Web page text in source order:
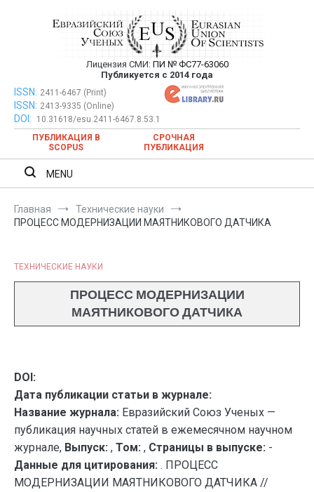
Евразийский Союз Ученых —
публикация научных статей в
ежемесячном научном журнале
Лицензия СМИ: ПИ № ФС77-63060
Публикуется с 2014 года
Евразийский Союз Ученых — публикация научных статей в
ежемесячном научном журнале
ISSN: 2411-6467 (Print)
ISSN: 2413-9335 (Online)
DOI:
10.31618/esu.2411-6467.8.53.1
ПУБЛИКАЦИЯ В
SCOPUS
СРОЧНАЯ
ПУБЛИКАЦИЯ
MENU
Главная
Технические науки
ПРОЦЕСС МОДЕРНИЗАЦИИ МАЯТНИКОВОГО ДАТЧИКА
ТЕХНИЧЕСКИЕ НАУКИ
ПРОЦЕСС МОДЕРНИЗАЦИИ
МАЯТНИКОВОГО ДАТЧИКА
DOI:
Дата публикации статьи в журнале:
Название журнала: Евразийский Союз Ученых —
публикация научных статей в ежемесячном научном
журнале, Выпуск: , Том: , Страницы в выпуске: -
Данные для цитирования: . ПРОЦЕСС
МОДЕРНИЗАЦИИ МАЯТНИКОВОГО ДАТЧИКА //